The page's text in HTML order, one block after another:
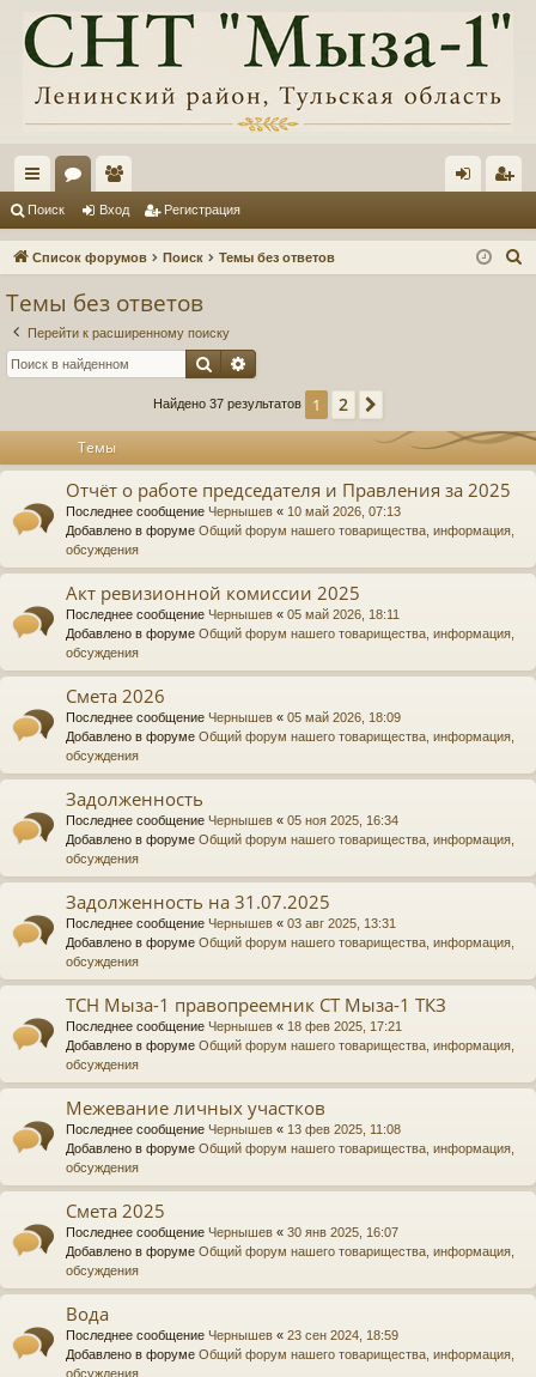
с
ы ум
ол
ьз
ел
д ис
Поиск Вход Регистрация
Список форумов Поиск Темы без ответов
Темы без ответов
Перейти к расширенному поиску
Поиск
Найдено 37 результатов 1 2
Темы
Отчёт о работе председателя и Правления за 2025
Последнее сообщение Чернышев « 10 май 2026, 07:13
Добавлено в форуме Общий форум нашего товарищества, информация,
обсуждения
Акт ревизионной комиссии 2025
Последнее сообщение Чернышев « 05 май 2026, 18:11
Добавлено в форуме Общий форум нашего товарищества, информация,
обсуждения
Смета 2026
Последнее сообщение Чернышев « 05 май 2026, 18:09
Добавлено в форуме Общий форум нашего товарищества, информация,
обсуждения
Задолженность
Последнее сообщение Чернышев « 05 ноя 2025, 16:34
Добавлено в форуме Общий форум нашего товарищества, информация,
обсуждения
Задолженность на 31.07.2025
Последнее сообщение Чернышев « 03 авг 2025, 13:31
Добавлено в форуме Общий форум нашего товарищества, информация,
обсуждения
ТСН Мыза-1 правопреемник СТ Мыза-1 ТКЗ
Последнее сообщение Чернышев « 18 фев 2025, 17:21
Добавлено в форуме Общий форум нашего товарищества, информация,
обсуждения
Межевание личных участков
Последнее сообщение Чернышев « 13 фев 2025, 11:08
Добавлено в форуме Общий форум нашего товарищества, информация,
обсуждения
Смета 2025
Последнее сообщение Чернышев « 30 янв 2025, 16:07
Добавлено в форуме Общий форум нашего товарищества, информация,
обсуждения
Вода
Последнее сообщение Чернышев « 23 сен 2024, 18:59
Добавлено в форуме Общий форум нашего товарищества, информация,
обсуждения